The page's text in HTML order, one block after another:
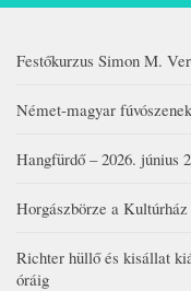
Festőkurzus Simon M.
Német-magyar
Hangfürdő – 2026. június
Horgászbörze a
Richter hüllő és kisállat
óráig